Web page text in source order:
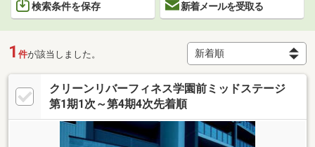
検索条件を保存 新着メールを受取る
1 件が該当しました。
クリーンリバーフィネス学園前ミッドステージ
第1期1次～第4期4次先着順